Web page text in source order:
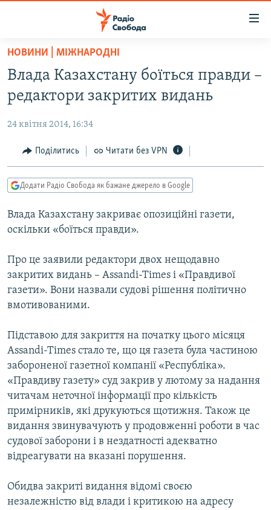
Перейти
основного
матеріалу
Перейти
до
навігації
Перейти
до
ВСЕ ЗА ДОБУ
СТАТТІ
ПОЛІТИКА
ЕКОНОМІКА
КУЛЬТУРА
СПОРТ
СВІТ
ВІЙНА
РОСІЙСЬКА «ФІЛЬТРАЦІЯ»
КРИМ.РЕАЛІЇ
ТИ ЯК?
КИТАЙ.ВИКЛИКИ
МУЛЬТИМЕДІА
ФОТО
ПОДКАСТИ
КРИМ РЕАЛІЇ
РУС
УКР
КТАТ
НОВИНИ | МІЖНАРОДНІ
Влада Казахстану боїться правди –
редактори закритих видань
24 квітня 2014, 16:34
Поділитись Читати без VPN
Додати Радіо Свобода як бажане джерело в Google
Влада Казахстану закриває опозиційні газети,
оскільки «боїться правди».
Про це заявили редактори двох нещодавно
закритих видань – Assandi-Times і «Правдивої
газети». Вони назвали судові рішення політично
вмотивованими.
Підставою для закриття на початку цього місяця
Assandi-Times стало те, що ця газета була частиною
забороненої газетної компанії «Республіка».
«Правдиву газету» суд закрив у лютому за надання
читачам неточної інформації про кількість
примірників, які друкуються щотижня. Також це
видання звинувачують у продовженні роботи в час
судової заборони і в нездатності адекватно
відреагувати на вказані порушення.
Обидва закриті видання відомі своєю
незалежністю від влади і критикою на адресу